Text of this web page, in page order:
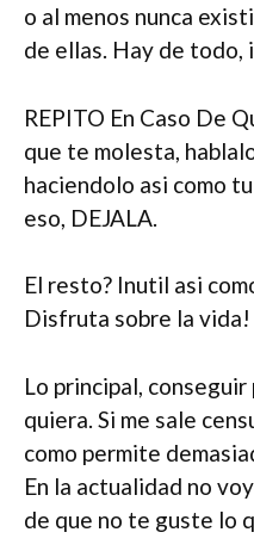
o al menos nunca
de ellas. Hay de todo,
REPITO En Caso De
que te molesta,
haciendolo asi­ como
eso, DEJALA.
El resto? Inutil asi­
Disfruta sobre la vida!
Lo principal,
quiera. Si me sale
como permite
En la actualidad no
de que no te guste lo